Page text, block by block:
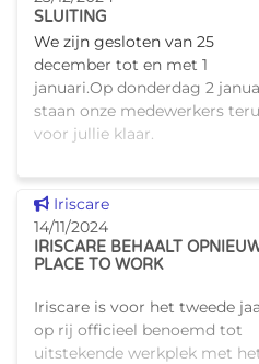
SLUITING
We zijn gesloten van 25
december tot en met 1
januari.Op donderdag 2
staan onze medewerkers
voor jullie klaar.
Dit nieuws tonen
Iriscare
14/11/2024
IRISCARE BEHAALT
PLACE TO WORK
Iriscare is voor het tweede
op rij officieel benoemd tot
uitstekende werkplek met